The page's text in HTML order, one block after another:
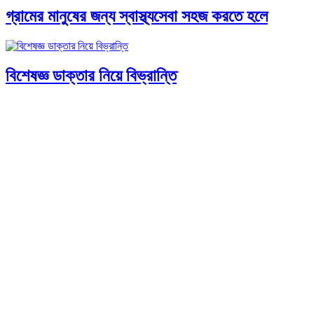
গ্রামের মানুষের জন্য স্বাস্থ্যসেবা সহজ করতে হলে
বিশেষজ্ঞ ডাক্তার নিয়ে বিভ্রান্তি